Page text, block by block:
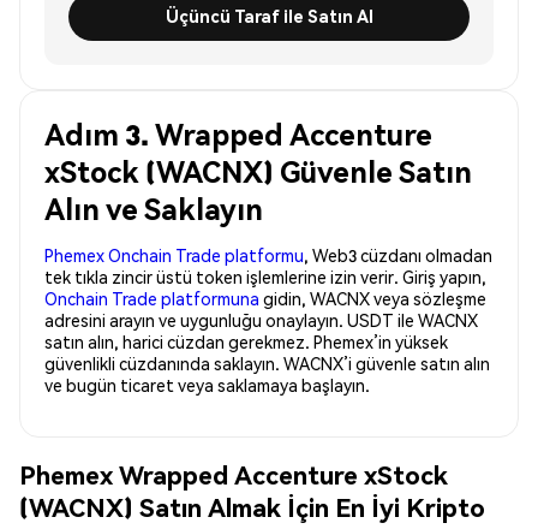
Üçüncü Taraf ile Satın Al
Adım 3. Wrapped Accenture
xStock (WACNX) Güvenle Satın
Alın ve Saklayın
Phemex Onchain Trade platformu, Web3 cüzdanı olmadan
tek tıkla zincir üstü token işlemlerine izin verir. Giriş yapın,
Onchain Trade platformuna gidin, WACNX veya sözleşme
adresini arayın ve uygunluğu onaylayın. USDT ile WACNX
satın alın, harici cüzdan gerekmez. Phemex’in yüksek
güvenlikli cüzdanında saklayın. WACNX’i güvenle satın alın
ve bugün ticaret veya saklamaya başlayın.
Phemex Wrapped Accenture xStock
(WACNX) Satın Almak İçin En İyi Kripto